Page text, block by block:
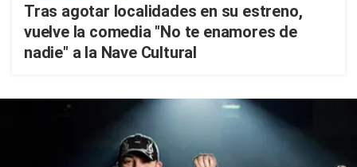
Tras agotar localidades en su estreno,
vuelve la comedia "No te enamores de
nadie" a la Nave Cultural